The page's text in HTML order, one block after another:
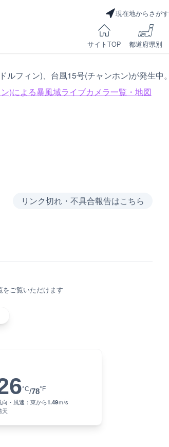
現在地からさがす
サイトTOP 都道府県別
ルフィン)、台風15号(チャンホン)が発生中。
)による暴風域ライブカメラ一覧・地図
リンク切れ・不具合報告はこちら
をご覧いただけます
°C/78°F
向・風速： 東から1.49ｍ/s
天